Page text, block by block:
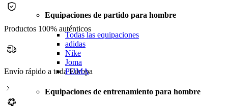
Equipaciones de partido para hombre
Todas las equipaciones
adidas
Nike
Joma
PUMA
Equipaciones de entrenamiento para hombre
Productos 100% auténticos
Envío rápido a toda Europa